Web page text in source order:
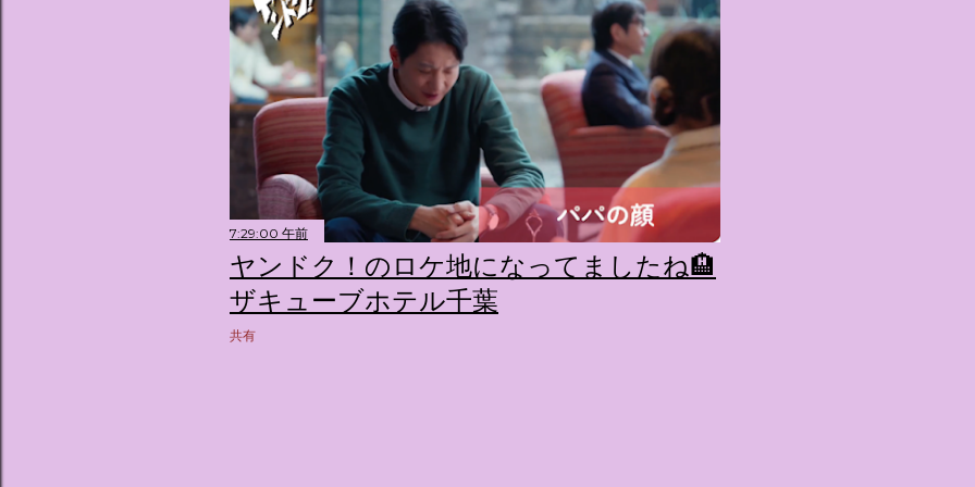
クターたちがそれぞれの
7:29:00 午前
ヤンドク！のロケ地になってましたね🏨
ザキューブホテル千葉
共有